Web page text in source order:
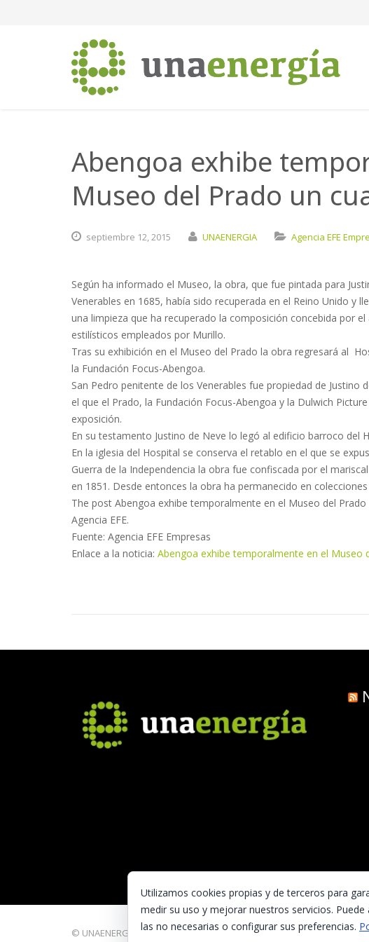
Abengoa exhibe
Museo del Prado un
septiembre 12,2015 UNAENERGIA Agencia EFE
Según ha informado el Museo, la obra, que fue pintada para
Venerables en 1685, había sido recuperada en el Reino Unido y
una limpieza que ha recuperado la composición concebida por
estilísticos empleados por Murillo.
Tras su exhibición en el Museo del Prado la obra regresará al
la Fundación Focus-Abengoa.
San Pedro penitente de los Venerables fue propiedad de
el que el Prado, la Fundación Focus-Abengoa y la Dulwich
exposición.
En su testamento Justino de Neve lo legó al edificio barroco del
En la iglesia del Hospital se conserva el retablo en el que se
Guerra de la Independencia la obra fue confiscada por el
en 1851. Desde entonces la obra ha permanecido en colecciones
The post Abengoa exhibe temporalmente en el Museo del
Agencia EFE.
Fuente: Agencia EFE Empresas
Enlace a la noticia: Abengoa exhibe temporalmente en el Museo
© UNAENERGÍA, S.L. Inicio
Utilizamos cookies propias y de terceros para
medir su uso y mejorar nuestros servicios.
las no necesarias o configurar sus preferencias.